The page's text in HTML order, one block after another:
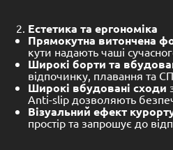
Естетика та ергономіка
Прямокутна витончена
кути надають чаші
Широкі борти та
відпочинку, плавання та
Широкі вбудовані сходи
Anti-slip дозволяють
Візуальний ефект
простір та запрошує до